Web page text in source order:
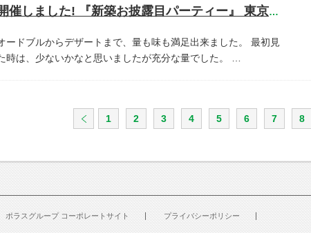
開催しました! 『新築お披露目パーティー』 東京都江東区 T様宅
ードブルからデザートまで、量も味も満足出来ました。
最初見
時は、少ないかなと思いましたが充分な量でした。
1 2 3 4 5 6 7 8
ポラスグループ コーポレートサイト
プライバシーポリシー